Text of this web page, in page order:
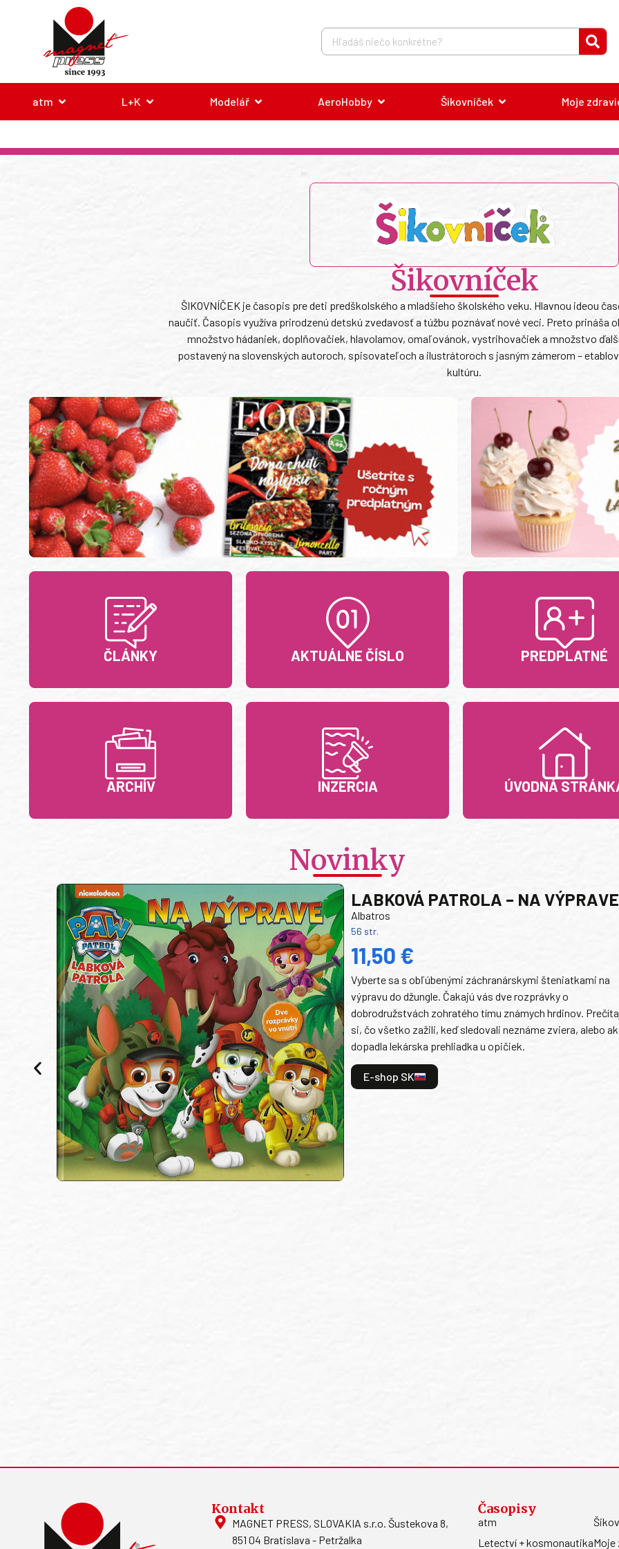
atm L+K Modelář AeroHobby Šikovníček Moje
Šikovníček
ŠIKOVNÍČEK je časopis pre deti predškolského a mladšieho školského veku. Hlavnou ideou
naučiť. Časopis využíva prirodzenú detskú zvedavosť a túžbu poznávať nové veci. Preto prináša
množstvo hádaniek, doplňovačiek, hlavolamov, omaľovánok, vystrihovačiek a množstvo
postavený na slovenských autoroch, spisovateľoch a ilustrátoroch s jasným zámerom –
kultúru.
ČLÁNKY AKTUÁLNE ČÍSLO PREDPLATNÉ
ARCHÍV INZERCIA ÚVODNÁ
Novinky
LABKOVÁ PATROLA – NA VÝPRAVE
Albatros
56 str.
11,50 €
Vyberte sa s obľúbenými záchranárskymi šteniatkami na
výpravu do džungle. Čakajú vás dve rozprávky o
dobrodružstvách zohratého tímu známych hrdinov.
si, čo všetko zažili, keď sledovali neznáme zviera, alebo
dopadla lekárska prehliadka u opičiek.
E-shop SK
Kontakt
MAGNET PRESS, SLOVAKIA s.r.o. Šustekova 8,
851 04 Bratislava - Petržalka
Časopisy
atm
Letectví + kosmonautikaMoje